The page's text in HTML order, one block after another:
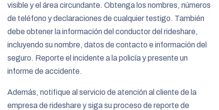
visible y el área circundante. Obtenga los nombres, números
de teléfono y declaraciones de cualquier testigo. También
debe obtener la información del conductor del rideshare,
incluyendo su nombre, datos de contacto e información del
seguro. Reporte el incidente a la policía y presente un
informe de accidente.
Además, notifique al servicio de atención al cliente de la
empresa de rideshare y siga su proceso de reporte de